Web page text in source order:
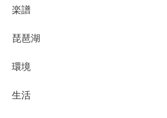
楽譜
琵琶湖
環境
生活